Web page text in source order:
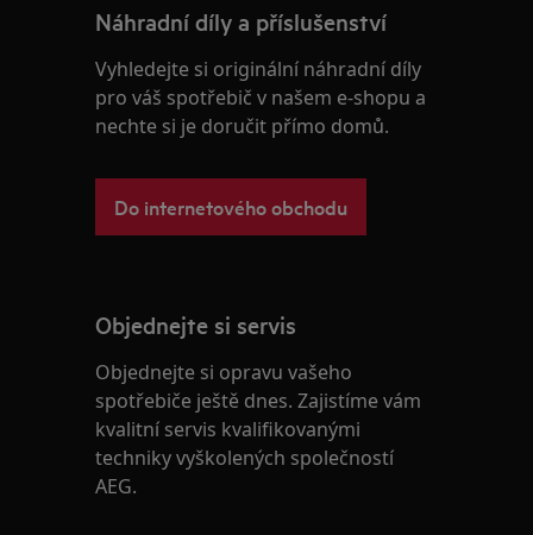
Náhradní díly a příslušenství
Vyhledejte si originální náhradní díly
pro váš spotřebič v našem e-shopu a
nechte si je doručit přímo domů.
Do internetového obchodu
Objednejte si servis
Objednejte si opravu vašeho
spotřebiče ještě dnes. Zajistíme vám
kvalitní servis kvalifikovanými
techniky vyškolených společností
AEG.